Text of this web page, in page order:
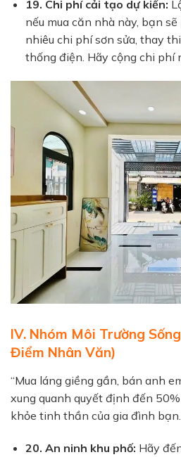
19. Chi phí cải tạo dự kiến:
nếu mua căn nhà này, bạn
nhiêu chi phí sơn sửa, thay
thống điện. Hãy cộng chi phí
IV. Nhóm Môi Trường
Điểm Nhân Văn)
“Mua láng giềng gần, bán anh
xung quanh quyết định đến
khỏe tinh thần của gia đình bạn.
20. An ninh khu phố: Hãy